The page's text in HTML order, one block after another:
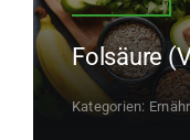
Folsäure
Kategorien: